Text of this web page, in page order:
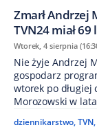
Zmarł Andrzej
TVN24 miał 69
Wtorek, 4 sierpnia
Nie żyje Andrzej
gospodarz
wtorek po długiej
Morozowski w
dziennikarstwo,TVN,